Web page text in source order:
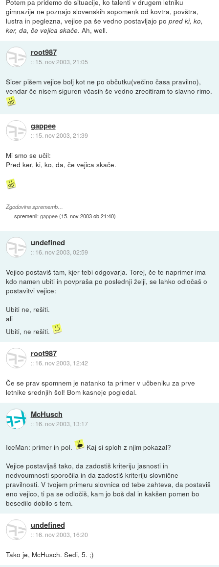
gimnazije ne poznajo slovenskih sopomenk od kovtra, povštra,
lustra in peglezna, vejice pa še vedno postavljajo popred ki, ko,
ker, da, če vejica skače. Ah, well.
root987
:: 15. nov 2003, 21:05
Sicer pišem vejice bolj kot ne po občutku(večino časa pravilno),
vendar če nisem siguren včasih še vedno zrecitiram to slavno rimo.
gappee
:: 15. nov 2003, 21:39
Mi smo se učil:
Pred ker, ki, ko, da, če vejica skače.
Zgodovina sprememb…
spremenil:gappee(15. nov 2003 ob 21:40)
undefined
:: 16. nov 2003, 02:59
Vejico postaviš tam, kjer tebi odgovarja. Torej, če te naprimer ima
kdo namen ubiti in povpraša po poslednji želji, se lahko odločaš o
postavitvi vejice:
Ubiti ne, rešiti.
ali
Ubiti, ne rešiti.
root987
:: 16. nov 2003, 12:42
Če se prav spomnem je natanko ta primer v učbeniku za prve
letnike srednjih šol! Bom kasneje pogledal.
McHusch
:: 16. nov 2003, 13:17
IceMan: primer in pol.
Kaj si sploh z njim pokazal?
Vejice postavljaš tako, da zadostiš kriteriju jasnosti in
nedvoumnosti sporočila in da zadostiš kriteriju slovnične
pravilnosti. V tvojem primeru slovnica od tebe zahteva, da postaviš
eno vejico, ti pa se odločiš, kam jo boš dal in kakšen pomen bo
besedilo dobilo s tem.
undefined
:: 16. nov 2003, 16:20
Tako je, McHusch. Sedi, 5. ;)